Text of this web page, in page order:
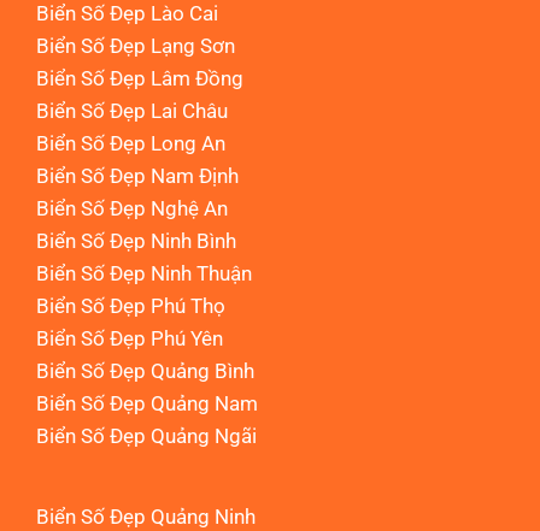
Biển Số Đẹp Lào Cai
Biển Số Đẹp Lạng Sơn
Biển Số Đẹp Lâm Đồng
Biển Số Đẹp Lai Châu
Biển Số Đẹp Long An
Biển Số Đẹp Nam Định
Biển Số Đẹp Nghệ An
Biển Số Đẹp Ninh Bình
Biển Số Đẹp Ninh Thuận
Biển Số Đẹp Phú Thọ
Biển Số Đẹp Phú Yên
Biển Số Đẹp Quảng Bình
Biển Số Đẹp Quảng Nam
Biển Số Đẹp Quảng Ngãi
Biển Số Đẹp Quảng Ninh